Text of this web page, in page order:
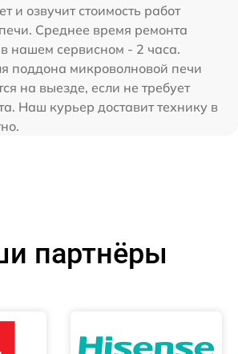
и озвучит стоимость работ
Среднее время ремонта
в нашем сервисном - 2 часа.
поддона микроволновой печи
на выезде, если не требует
Наш курьер доставит технику в
партнёры